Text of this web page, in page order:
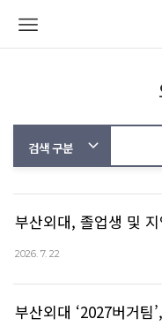
부산외대, 졸업생 및
2026. 7. 22
부산외대 ‘2027버거